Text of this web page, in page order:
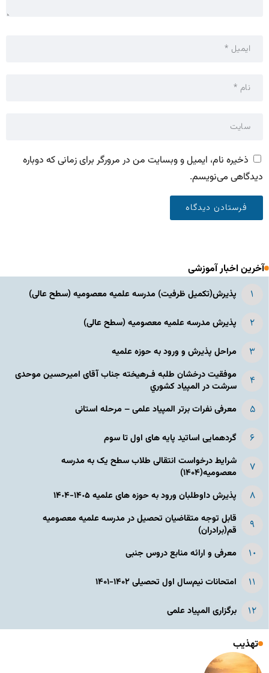
ذخیره نام، ایمیل و وبسایت من در مرورگر برای زمانی که دوباره
دیدگاهی می‌نویسم.
آخرین اخبار آموزشی
پذیرش(تکمیل ظرفیت) مدرسه علمیه معصومیه‌ (سطح عالی)
پذیرش مدرسه علمیه معصومیه‌ (سطح عالی)
مراحل پذیرش و ورود به حوزه علمیه
موفقیت درخشان طلبه فـرهیخته جناب آقای امیرحسین موحدی
سرشت در المپياد كشوري
معرفی نفرات برتر المپیاد علمی – مرحله استانی
گردهمایی اساتید پایه های اول تا سوم
شرایط درخواست انتقالی طلاب سطح یک به مدرسه
معصومیه(۱۴۰۴)
پذیرش داوطلبان ورود به حوزه های علمیه ١۴٠۵-١۴٠۴
قابل توجه متقاضیان تحصیل در مدرسه علمیه معصومیه
قم(برادران)
معرفی و ارائه منابع دروس جنبی
امتحانات نیم‌سال اول تحصیلی ۱۴۰۲-۱۴۰۱
برگزاری المپیاد علمی
تهذیب